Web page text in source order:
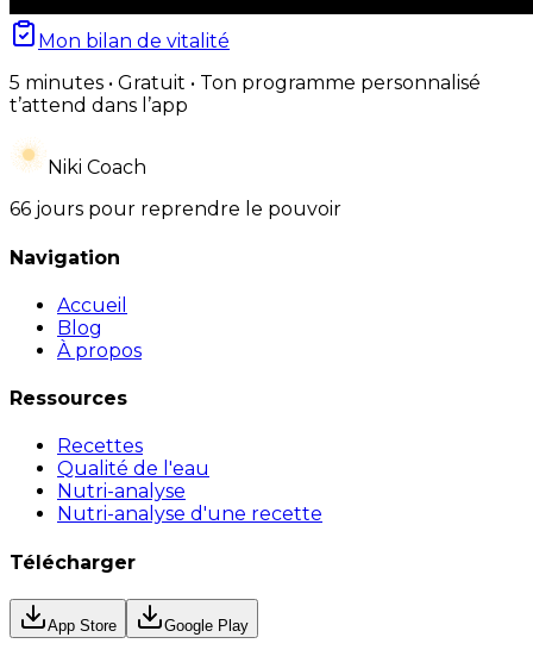
Mon bilan de vitalité
5 minutes • Gratuit • Ton programme personnalisé
t’attend dans l’app
Niki Coach
66 jours pour reprendre le pouvoir
Navigation
Accueil
Blog
À propos
Ressources
Recettes
Qualité de l'eau
Nutri-analyse
Nutri-analyse d'une recette
Télécharger
App Store Google Play